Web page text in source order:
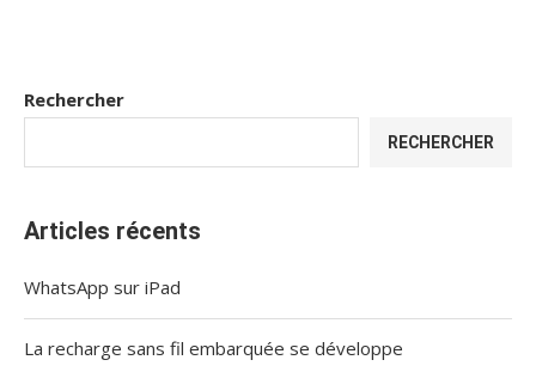
Rechercher
RECHERCHER
Articles récents
WhatsApp sur iPad
La recharge sans fil embarquée se développe